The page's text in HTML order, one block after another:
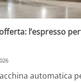
l’espresso
automatica